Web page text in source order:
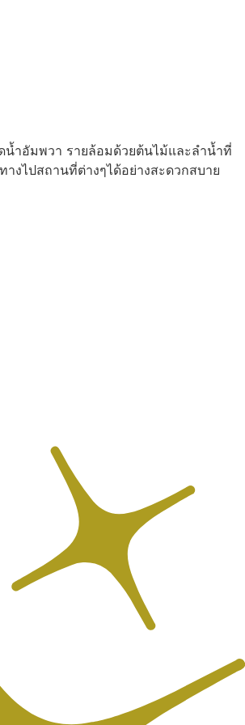
ำอัมพวา รายล้อมด้วยต้นไม้และลำน้ำที่
งไปสถานที่ต่างๆได้อย่างสะดวกสบาย